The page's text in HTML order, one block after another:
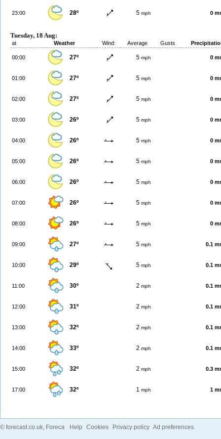
23:00 28º 5 mph 0
Tuesday, 18 Aug:
at Weather Wind: Average Gusts
00:00 27º 5 mph 0
01:00 27º 5 mph 0
02:00 27º 5 mph 0
03:00 26º 5 mph 0
04:00 26º 5 mph 0
05:00 26º 5 mph 0
06:00 26º 5 mph 0
07:00 26º 5 mph 0
08:00 26º 5 mph 0
09:00 27º 5 mph 0.1
10:00 29º 5 mph 0.1
11:00 30º 2 mph 0.1
12:00 31º 2 mph 0.1
13:00 32º 2 mph 0.1
14:00 33º 2 mph 0.1
15:00 32º 2 mph 0.3
17:00 32º 1 mph 1
© forecast.co.uk, Foreca Help Cookies Privacy policy Ad preferences